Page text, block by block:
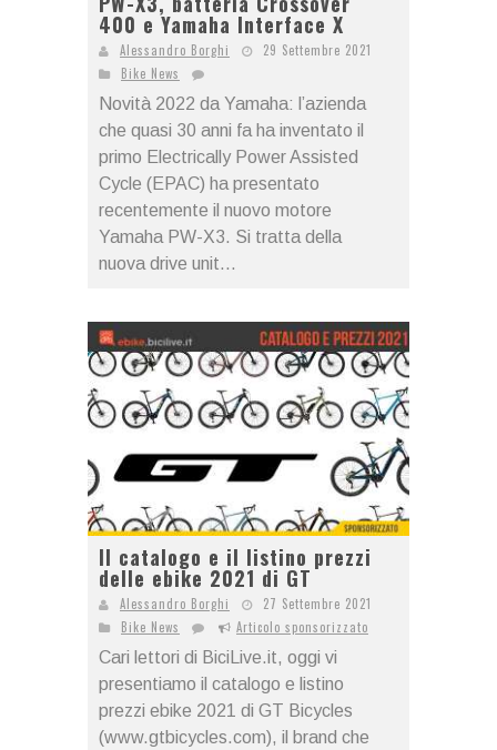
400 e Yamaha Interface X
Alessandro Borghi
29 Settembre 2021
Bike News
Novità 2022 da Yamaha: l’azienda
che quasi 30 anni fa ha inventato il
primo Electrically Power Assisted
Cycle (EPAC) ha presentato
recentemente il nuovo motore
Yamaha PW-X3. Si tratta della
nuova drive unit...
Il catalogo e il listino prezzi
delle ebike 2021 di GT
Alessandro Borghi
27 Settembre 2021
Bike News
Articolo sponsorizzato
Cari lettori di BiciLive.it, oggi vi
presentiamo il catalogo e listino
prezzi ebike 2021 di GT Bicycles
(www.gtbicycles.com), il brand che